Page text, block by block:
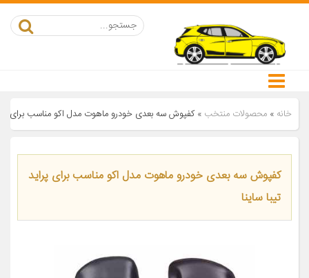
خانه » محصولات منتخب »کفپوش سه بعدی خودرو ماهوت مدل اکو مناسب برای
کفپوش سه بعدی خودرو ماهوت مدل اکو مناسب برای پراید
تیبا ساینا